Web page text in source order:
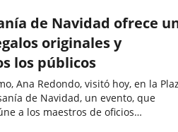
de Navidad ofrece
originales y
los públicos
Ana Redondo, visitó hoy, en la
de Navidad, un evento, que
a los maestros de oficios